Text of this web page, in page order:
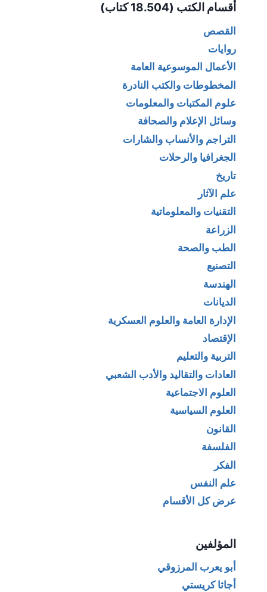
أقسام الكتب (18.504 كتاب)
القصص
روايات
الأعمال الموسوعية العامة
المخطوطات والكتب النادرة
علوم المكتبات والمعلومات
وسائل الإعلام والصحافة
التراجم والأنساب والشارات
الجغرافيا والرحلات
تاريخ
علم الآثار
التقنيات والمعلوماتية
الزراعة
الطب والصحة
التصنيع
الهندسة
الديانات
الإدارة العامة والعلوم العسكرية
الإقتصاد
التربية والتعليم
العادات والتقاليد والأدب الشعبي
العلوم الاجتماعية
العلوم السياسية
القانون
الفلسفة
الفكر
علم النفس
عرض كل الأقسام
المؤلفين
أبو يعرب المرزوقي
أجاثا كريستي